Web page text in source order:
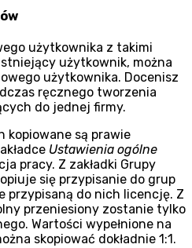
użytkownika z takimi
użytkownik, można
użytkownika. Docenisz
ręcznego tworzenia
do jednej firmy.
kopiowane są prawie
Ustawienia ogólne
pracy. Z zakładki Grupy
się przypisanie do grup
przypisaną do nich licencję. Z
przeniesiony zostanie tylko
Wartości wypełnione na
skopiować dokładnie 1:1.